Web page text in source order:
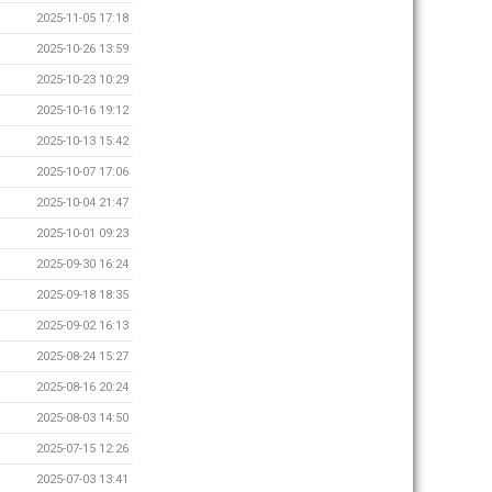
2025-11-05 17:18
2025-10-26 13:59
2025-10-23 10:29
2025-10-16 19:12
2025-10-13 15:42
2025-10-07 17:06
2025-10-04 21:47
2025-10-01 09:23
2025-09-30 16:24
2025-09-18 18:35
2025-09-02 16:13
2025-08-24 15:27
2025-08-16 20:24
2025-08-03 14:50
2025-07-15 12:26
2025-07-03 13:41